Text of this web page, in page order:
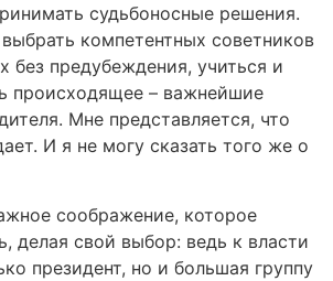
судьбоносные решения.
компетентных советников
без предубеждения, учиться и
происходящее – важнейшие
Мне представляется, что
И я не могу сказать того же о
соображение, которое
делая свой выбор: ведь к власти
президент, но и большая группу